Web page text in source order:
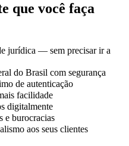
que você faça
jurídica — sem precisar ir a
do Brasil com segurança
de autenticação
facilidade
digitalmente
e burocracias
aos seus clientes